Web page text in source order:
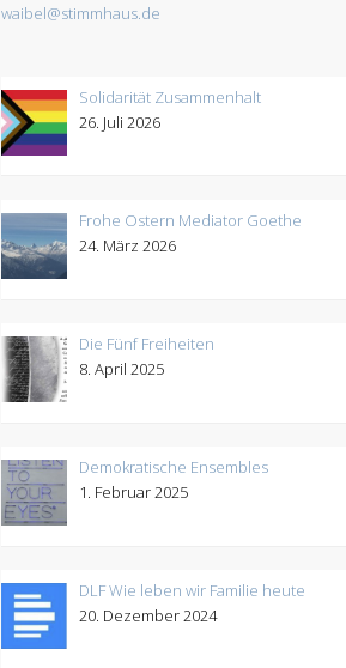
waibel@stimmhaus.de
Solidarität Zusammenhalt
26. Juli 2026
Frohe Ostern Mediator Goethe
24. März 2026
Die Fünf Freiheiten
8. April 2025
Demokratische Ensembles
1. Februar 2025
DLF Wie leben wir Familie heute
20. Dezember 2024